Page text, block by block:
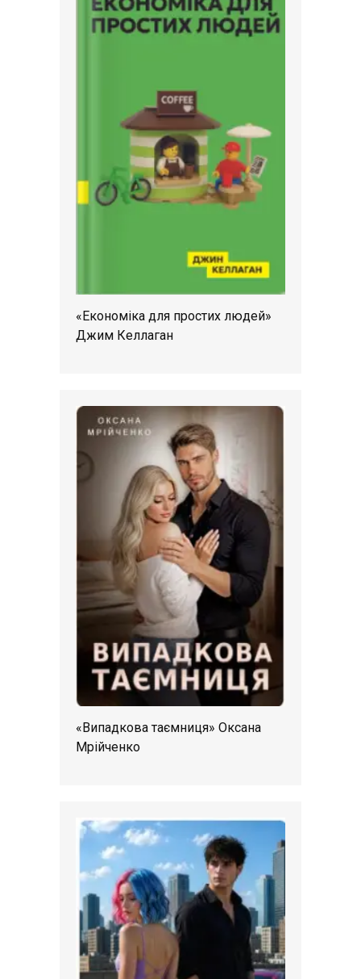
«Економіка для простих людей»
Джим Келлаган
«Випадкова таємниця» Оксана
Мрійченко